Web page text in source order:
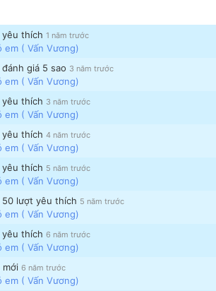
yêu thích 1 năm trước
em ( Vấn Vương)
giá 5 sao 3 năm trước
em ( Vấn Vương)
yêu thích 3 năm trước
em ( Vấn Vương)
yêu thích 4 năm trước
em ( Vấn Vương)
yêu thích 5 năm trước
em ( Vấn Vương)
50 lượt yêu thích 5 năm trước
em ( Vấn Vương)
yêu thích 6 năm trước
em ( Vấn Vương)
mới 6 năm trước
em ( Vấn Vương)